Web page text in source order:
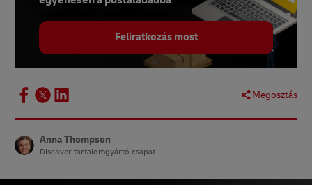
Feliratkozás most
Megosztás
Anna Thompson
Discover tartalomgyártó csapat